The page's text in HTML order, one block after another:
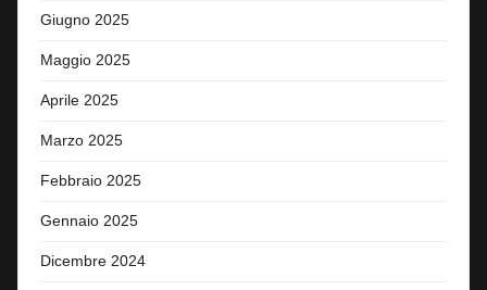
Giugno 2025
Maggio 2025
Aprile 2025
Marzo 2025
Febbraio 2025
Gennaio 2025
Dicembre 2024